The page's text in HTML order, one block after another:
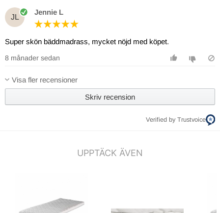
JL
Jennie L
Super skön bäddmadrass, mycket nöjd med köpet.
8 månader sedan
Visa fler recensioner
Skriv recension
Verified by Trustvoice
UPPTÄCK ÄVEN